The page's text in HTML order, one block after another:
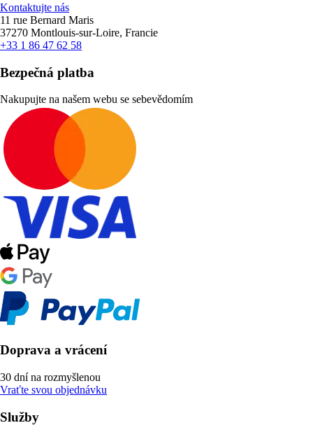
Kontaktujte nás
11 rue Bernard Maris
37270 Montlouis-sur-Loire, Francie
+33 1 86 47 62 58
Bezpečná platba
Nakupujte na našem webu se sebevědomím
Doprava a vrácení
30 dní na rozmyšlenou
Vraťte svou objednávku
Služby